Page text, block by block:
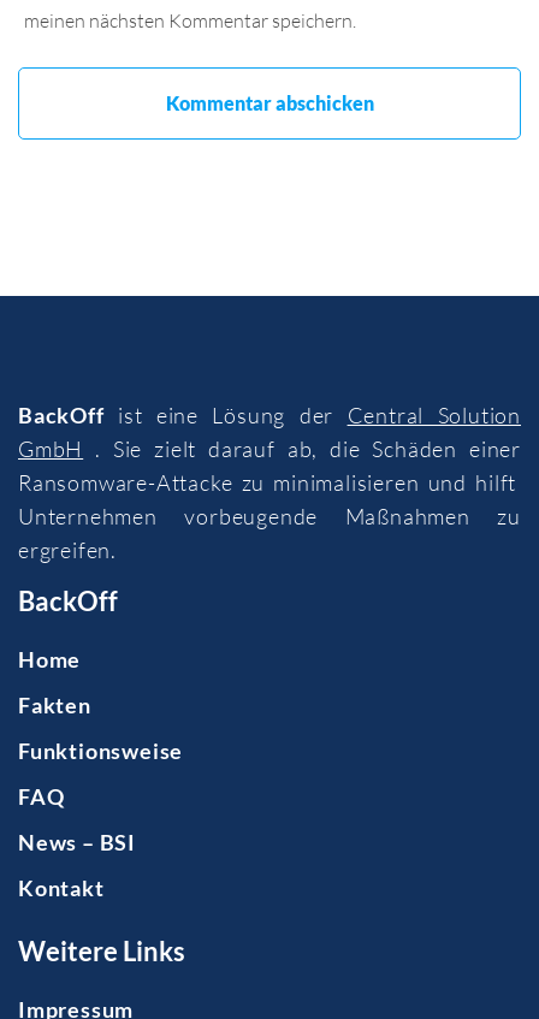
meinen nächsten Kommentar speichern.
BackOffist eine Lösung der Central Solution
GmbH
. Sie zielt darauf ab, die Schäden einer
Ransomware-Attacke zu minimalisieren und hilft
Unternehmen vorbeugende Maßnahmen zu
ergreifen.
BackOff
Home
Fakten
Funktionsweise
FAQ
News – BSI
Kontakt
Weitere Links
Impressum